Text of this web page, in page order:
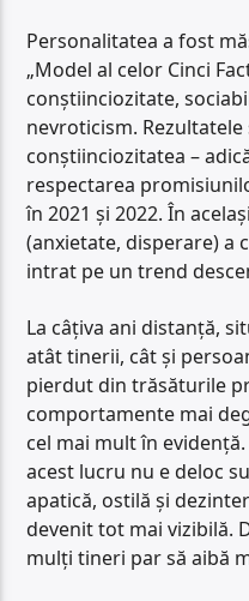
Personalitatea a fost
„Model al celor Cinci
conștiinciozitate,
nevroticism.
conștiinciozitatea –
respectarea
în 2021 și 2022. În
(anxietate, disperare) a
intrat pe un trend
La câțiva ani distanță,
atât tinerii, cât și
pierdut din trăsăturile
comportamente mai
cel mai mult în
acest lucru nu e deloc
apatică, ostilă și
devenit tot mai vizibilă.
mulți tineri par să aibă